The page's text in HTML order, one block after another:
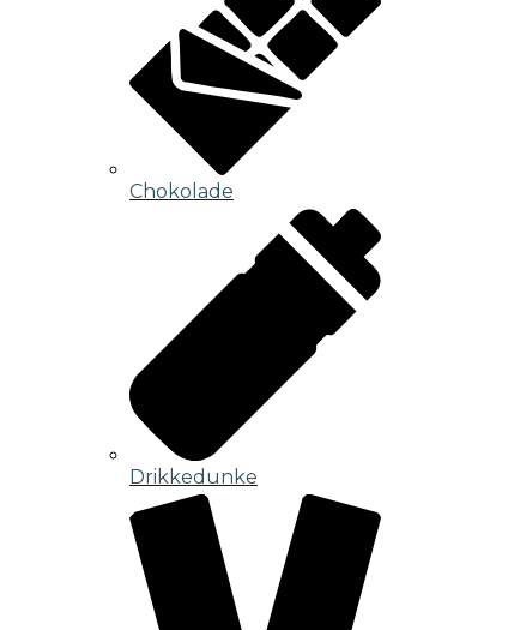
Chokolade
Drikkedunke